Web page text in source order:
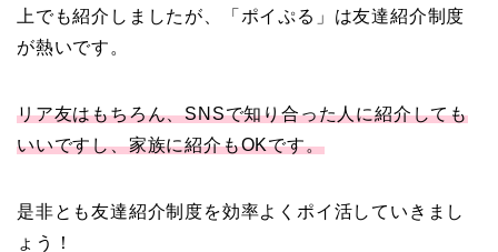
上でも紹介しましたが、「ポイぷる」は友達紹介制度
が熱いです。
リア友はもちろん、SNSで知り合った人に紹介しても
いいですし、家族に紹介もOKです。
是非とも友達紹介制度を効率よくポイ活していきまし
ょう！